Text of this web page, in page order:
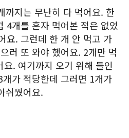
까지는 무난히 다 먹어요. 한
4개를 혼자 먹어본 적은 없었
요. 그런데 한 개 안 먹고 가
러 또 와야 했어요. 2개만 먹
. 여기까지 오기 위해 들인
가 적당한데 그러면 1개가
쉬웠어요.